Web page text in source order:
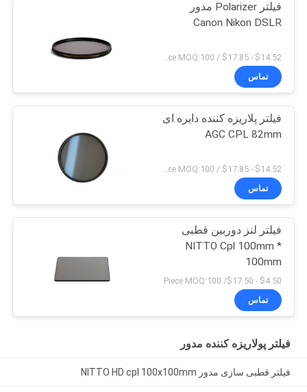
فیلتر Polarizer مدور
Canon Nikon DSLR
$14.52 - $17.85 / Piece MOQ:100
تماس
فیلتر پلاریزه کننده دایره ای
AGC CPL 82mm
تماس
فیلتر لنز دوربین قطبی
NITTO Cpl 100mm *
100mm
$4.50 - $17.50/ Piece MOQ:100
تماس
فیلتر پولاریزه کننده مدور
فیلتر قطبی سازی مدور NITTO HD cpl 100x100mm